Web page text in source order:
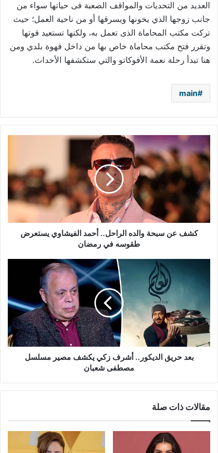
العديد من التحديات والمواقف الصعبة فى حياتها سواء من
جانب زوجها الذي يخونها ويسرقها أو من ناحية العمل؛ حيث
تركت مكتب المحاماة الذى تعمل به، ولكنها تستعيد قوتها
وتقرر فتح مكتب محاماة خاص بها من داخل قهوة بلدي ومن
هنا تبدأ رحلة نعمة الأفوكاتو والتي ستكشفها الأحداث.
main
عن
سبحة
والده
الراحل..
أحمد
الفيشاوي
يستعرض
طقوسه
كشف عن سبحة والده الراحل.. أحمد الفيشاوي يستعرض
طقوسه في رمضان
يكشف
مصير
مسلسل
مصطفى
بعد حريق الديكور.. أشرف زكي يكشف مصير مسلسل
مصطفى شعبان
مقالات ذات صلة